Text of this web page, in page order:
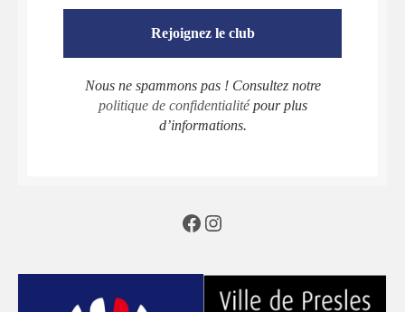
Nous ne spammons pas ! Consultez notre
politique de confidentialitépour plus
d’informations.
Facebook
Instagram